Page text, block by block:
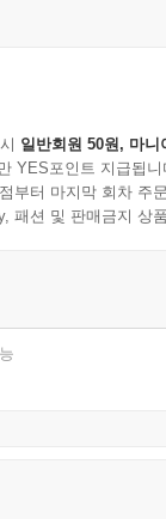
일반회원 50원, 마니
YES포인트 지급됩니
부터 마지막 회차 주
패션 및 판매금지 상